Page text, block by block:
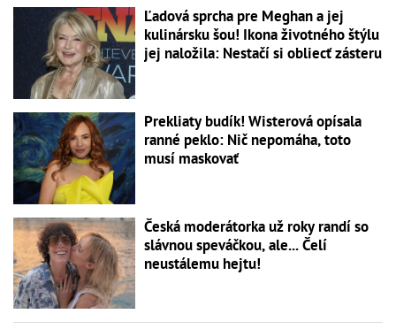
Ľadová sprcha pre Meghan a jej
kulinársku šou! Ikona životného štýlu
jej naložila: Nestačí si obliecť zásteru
Prekliaty budík! Wisterová opísala
ranné peklo: Nič nepomáha, toto
musí maskovať
Česká moderátorka už roky randí so
slávnou speváčkou, ale... Čelí
neustálemu hejtu!